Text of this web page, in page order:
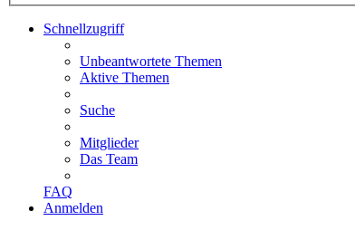
Schnellzugriff
Unbeantwortete Themen
Aktive Themen
Suche
Mitglieder
Das Team
FAQ
Anmelden